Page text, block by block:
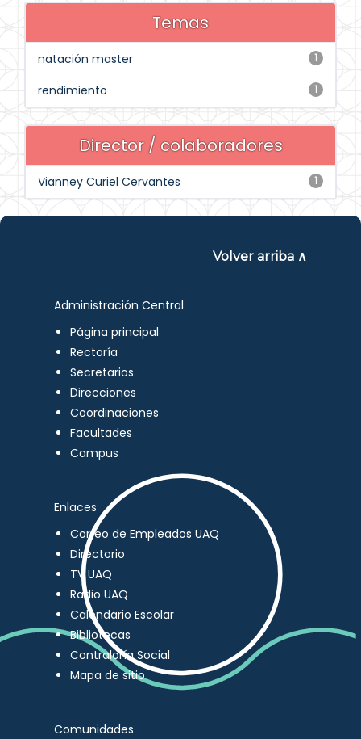
Temas
1
natación master
1
rendimiento
Director / colaboradores
1
Vianney Curiel Cervantes
Volver arriba ∧
Administración Central
Página principal
Rectoría
Secretarios
Direcciones
Coordinaciones
Facultades
Campus
Enlaces
Correo de Empleados UAQ
Directorio
TV UAQ
Radio UAQ
Calendario Escolar
Bibliotecas
Contraloría Social
Mapa de sitio
Comunidades